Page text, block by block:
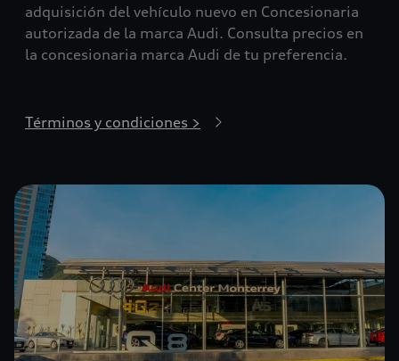
adquisición del vehículo nuevo en Concesionaria
autorizada de la marca Audi. Consulta precios en
la concesionaria marca Audi de tu preferencia.
Términos y condiciones >